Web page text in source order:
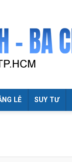
LỄ SUY TƯ